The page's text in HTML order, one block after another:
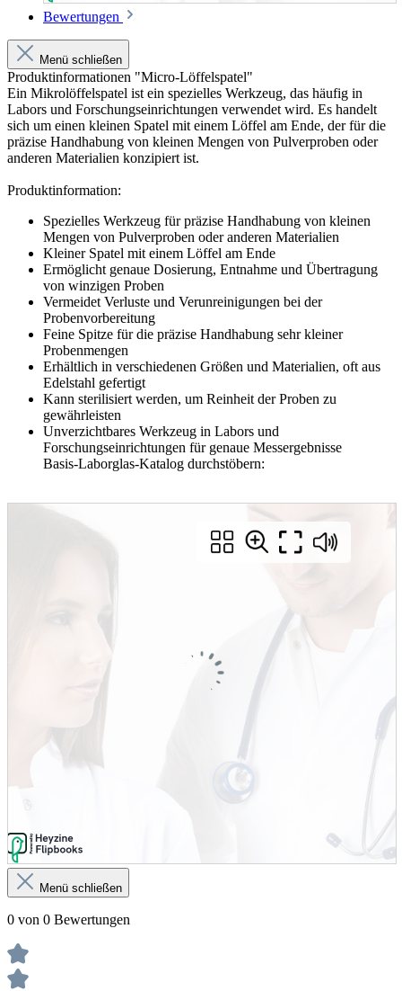
Bewertungen
Menü schließen
Produktinformationen "Micro-Löffelspatel"
Ein Mikrolöffelspatel ist ein spezielles Werkzeug, das häufig in
Labors und Forschungseinrichtungen verwendet wird. Es handelt
sich um einen kleinen Spatel mit einem Löffel am Ende, der für die
präzise Handhabung von kleinen Mengen von Pulverproben oder
anderen Materialien konzipiert ist.
Produktinformation:
Spezielles Werkzeug für präzise Handhabung von kleinen
Mengen von Pulverproben oder anderen Materialien
Kleiner Spatel mit einem Löffel am Ende
Ermöglicht genaue Dosierung, Entnahme und Übertragung
von winzigen Proben
Vermeidet Verluste und Verunreinigungen bei der
Probenvorbereitung
Feine Spitze für die präzise Handhabung sehr kleiner
Probenmengen
Erhältlich in verschiedenen Größen und Materialien, oft aus
Edelstahl gefertigt
Kann sterilisiert werden, um Reinheit der Proben zu
gewährleisten
Unverzichtbares Werkzeug in Labors und
Forschungseinrichtungen für genaue Messergebnisse
Basis-Laborglas-Katalog durchstöbern:
Menü schließen
0 von 0 Bewertungen